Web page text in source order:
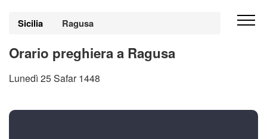
Sicilia Ragusa
Orario preghiera a Ragusa
Lunedì 25 Safar 1448